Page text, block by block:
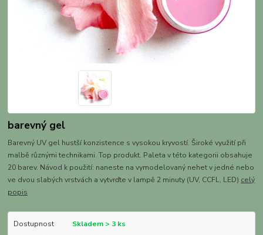
barevný gel
Barevný UV gel hustší konzistence s vysokou kryvostí. Široké využití při
malbě různými technikami. Top produkt. Paleta v této kategorii obsahuje
20 barev. Návod k použití: naneste na vymodelovaný nehet v jedné nebo
ve dvou slabých vrstvách a vytvrďte v lampě 2 minuty (UV, CCFL, LED) celý
popis
Dostupnost
Skladem > 3 ks